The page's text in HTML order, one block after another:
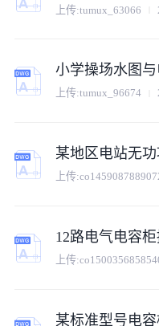
上传:tumux_63066
小学操场水图与
上传:tumux_96674
某地区电站无
上传:
12路电气电容
上传: